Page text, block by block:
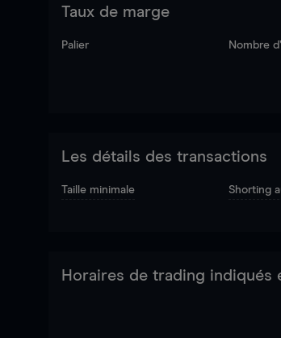
Taux de marge
Palier Nombre
Les détails des transactions
Taille minimale Shorting
Horaires de trading indiqués